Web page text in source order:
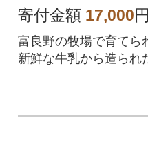
寄付金額 17,000円
富良野の牧場で育てら
新鮮な牛乳から造られ